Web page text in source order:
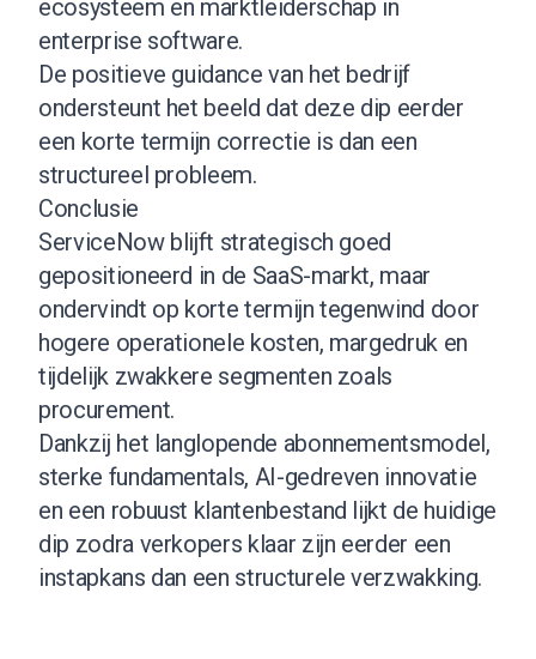
ecosysteem en marktleiderschap in
enterprise software.
De positieve guidance van het bedrijf
ondersteunt het beeld dat deze dip eerder
een korte termijn correctie is dan een
structureel probleem.
Conclusie
ServiceNow blijft strategisch goed
gepositioneerd in de SaaS-markt, maar
ondervindt op korte termijn tegenwind door
hogere operationele kosten, margedruk en
tijdelijk zwakkere segmenten zoals
procurement.
Dankzij het langlopende abonnementsmodel,
sterke fundamentals, AI-gedreven innovatie
en een robuust klantenbestand lijkt de huidige
dip zodra verkopers klaar zijn eerder een
instapkans dan een structurele verzwakking.